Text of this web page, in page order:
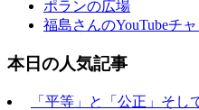
ポランの広場
福島さんのYouTubeチ
本日の人気記事
「平等」と「公正」そ